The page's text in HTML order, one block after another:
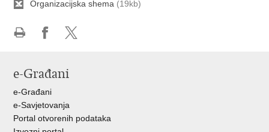
Organizacijska shema (19kb)
Facebooku
X-
e-Građani
e-Građani
e-Savjetovanja
Portal otvorenih podataka